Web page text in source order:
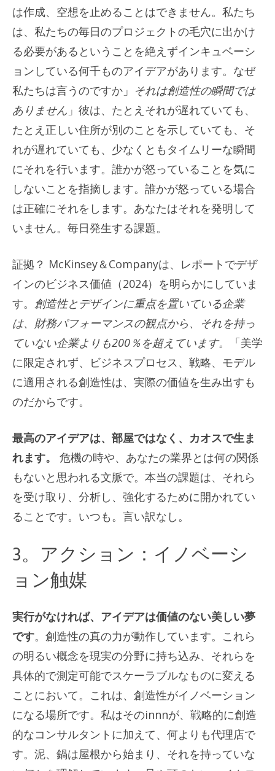
は作成、空想を止めることはできません。私たち
は、私たちの毎日のプロジェクトの毛穴に出かけ
る必要があるということを絶えずインキュベーシ
ョンしている何千ものアイデアがあります。なぜ
私たちは言うのですか」 それは創造性の瞬間では
ありません 」彼は、たとえそれが遅れていても、
たとえ正しい住所が別のことを示していても、そ
れが遅れていても、少なくともタイムリーな瞬間
にそれを行います。誰かが怒っていることを気に
しないことを指摘します。誰かが怒っている場合
は正確にそれをします。あなたはそれを発明して
いません。毎日発生する課題。
証拠？ McKinsey＆Companyは、レポートでデザ
インのビジネス価値（2024）を明らかにしていま
す。 創造性とデザインに重点を置いている企業
は、財務パフォーマンスの観点から、それを持っ
ていない企業よりも200％を超えています。
「美学
に限定されず、ビジネスプロセス、戦略、モデル
に適用される創造性は、実際の価値を生み出すも
のだからです。
最高のアイデアは、部屋ではなく、カオスで生ま
れます。
危機の時や、あなたの業界とは何の関係
もないと思われる文脈で。本当の課題は、それら
を受け取り、分析し、強化するために開かれてい
ることです。いつも。言い訳なし。
3。アクション：イノベーシ
ョン触媒
実行がなければ、アイデアは価値のない美しい夢
です。創造性の真の力が動作しています。これら
の明るい概念を現実の分野に持ち込み、それらを
具体的で測定可能でスケーラブルなものに変える
ことにおいて。これは、創造性がイノベーション
になる場所です。私はそのinnnが、戦略的に創造
的なコンサルタントに加えて、何よりも代理店で
す。泥、鍋は屋根から始まり、それを持っていな